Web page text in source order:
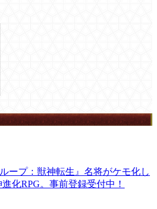
ープ：獣神転生』名将がケモ化し
化RPG。事前登録受付中！